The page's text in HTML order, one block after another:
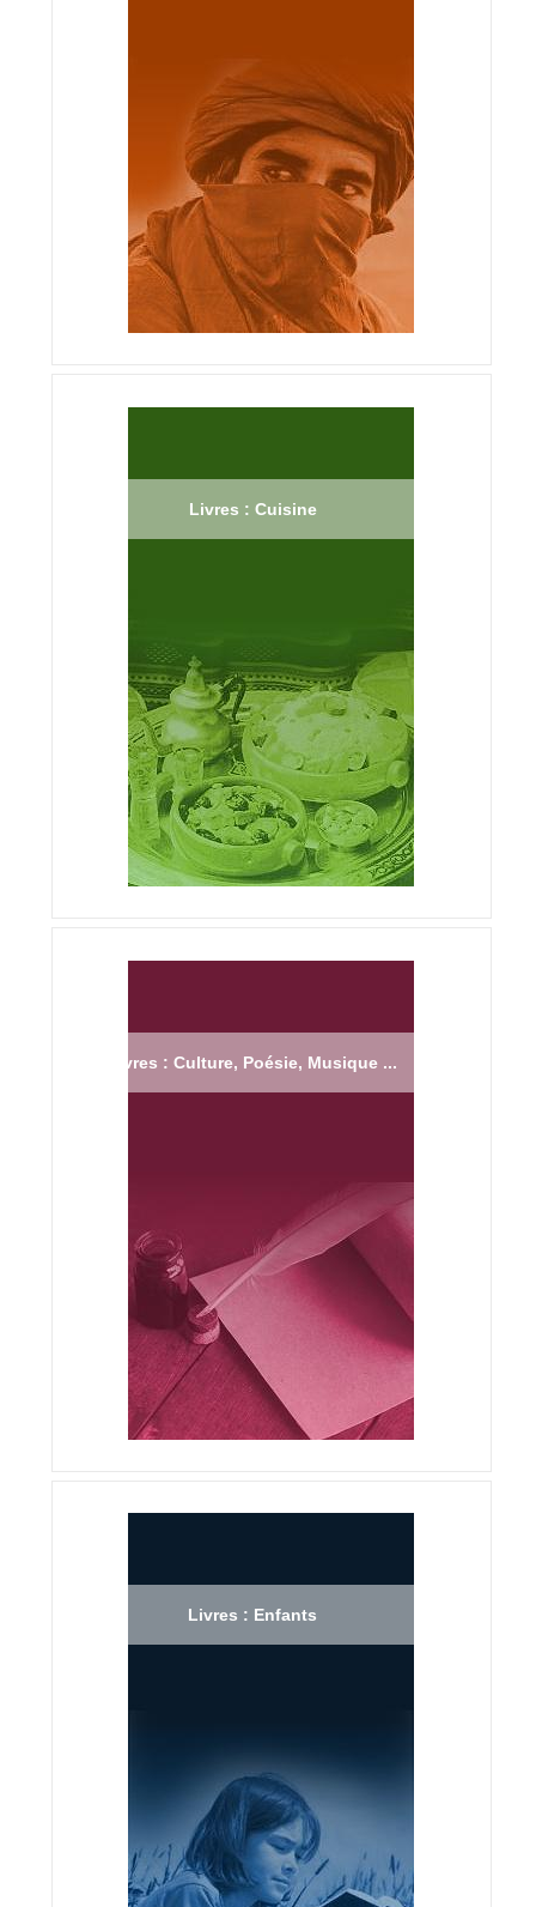
Livres : Cuisine
Livres : Culture, Poésie, Musique ...
Livres : Enfants